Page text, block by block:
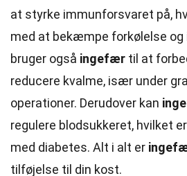
at styrke immunforsvaret på,
med at bekæmpe forkølelse og
bruger også ingefær til at
reducere kvalme, især under
operationer. Derudover kan
regulere blodsukkeret, hvilket
med diabetes. Alt i alt er
tilføjelse til din kost.